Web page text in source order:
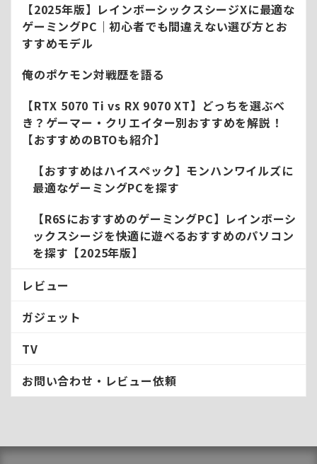
【2025年版】レインボーシックスシージXに最適な
ゲーミングPC｜初心者でも間違えない選び方とお
すすめモデル
俺のポケモン対戦歴を語る
【RTX 5070 Ti vs RX 9070 XT】どっちを選ぶべ
き？ゲーマー・クリエイター別おすすめを解説！
【おすすめのBTOも紹介】
【おすすめはハイスペック】モンハンワイルズに
最適なゲーミングPCを探す
【R6SにおすすめのゲーミングPC】レインボーシ
ックスシージを快適に遊べるおすすめのパソコン
を探す【2025年版】
レビュー
ガジェット
TV
お問い合わせ・レビュー依頼